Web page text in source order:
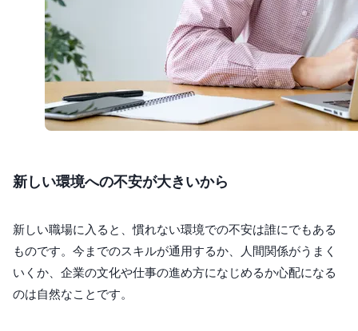
新しい環境への不安が大きいから
新しい職場に入ると、慣れない環境での不安は誰にでもある
ものです。今までのスキルが通用するか、人間関係がうまく
いくか、企業の文化や仕事の進め方になじめるか心配になる
のは自然なことです。